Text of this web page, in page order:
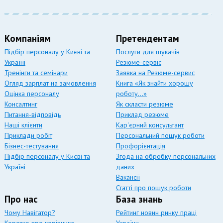
Компаніям
Підбір персоналу у Києві та
Україні
Тренінги та семінари
Огляд зарплат на замовлення
Оцінка персоналу
Консалтинг
Питання-відповідь
Наші клієнти
Приклади робіт
Бізнес-тестування
Підбір персоналу у Києві та
Україні
Претендентам
Послуги для шукачів
Резюме-сервіс
Заявка на Резюме-сервис
Книга «Як знайти хорошу
роботу…»
Як скласти резюме
Приклад резюме
Кар'єрний консультант
Персональний пошук роботи
Профорієнтація
Згода на обробку персональних
даних
Вакансії
Статті про пошук роботи
Про нас
Чому Навігатор?
База знань
Рейтинг новин ринку праці